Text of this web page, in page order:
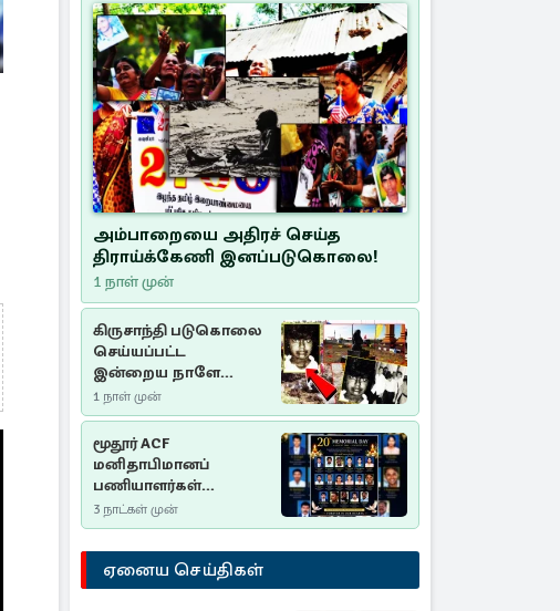
அம்பாறையை அதிரச் செய்த
திராய்க்கேணி இனப்படுகொலை!
1 நாள் முன்
கிருசாந்தி படுகொலை
செய்யப்பட்ட
இன்றைய நாளே
செம்மணி
இனப்படுகொலை
தினம்…!
1 நாள் முன்
மூதூர் ACF
மனிதாபிமானப்
பணியாளர்கள்
படுகொலை (2006): 20
ஆண்டுகளாகியும் நீதி
மறுக்கப்பட்ட
மனிதாபிமானப்
பேரவலம்
3 நாட்கள் முன்
ஏனைய செய்திகள்